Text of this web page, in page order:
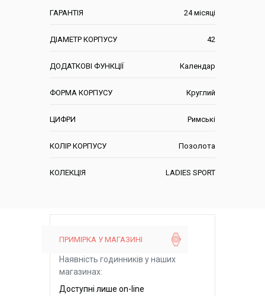
ГАРАНТІЯ 24 місяці
ДІАМЕТР КОРПУСУ 42
ДОДАТКОВІ ФУНКЦІЇ Календар
ФОРМА КОРПУСУ Круглий
ЦИФРИ Римські
КОЛІР КОРПУСУ Позолота
КОЛЕКЦІЯ LADIES SPORT
ПРИМІРКА У МАГАЗИНІ
Наявність годинників у наших
магазинах:
Доступні лише on-line